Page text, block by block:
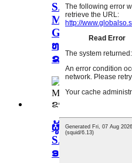
SAIC MG RX5
MG6 MG GS
G50 D90 V80
ທຽນລົດຍົນ
ຂາຍສົ່ງອາໄຫຼ່ອຸ
ຜູ້ສະໜອງລະບົບ
SAIC MG RX8
ອາໄຫຼ່ລົດຍົນຈີນ ຂ